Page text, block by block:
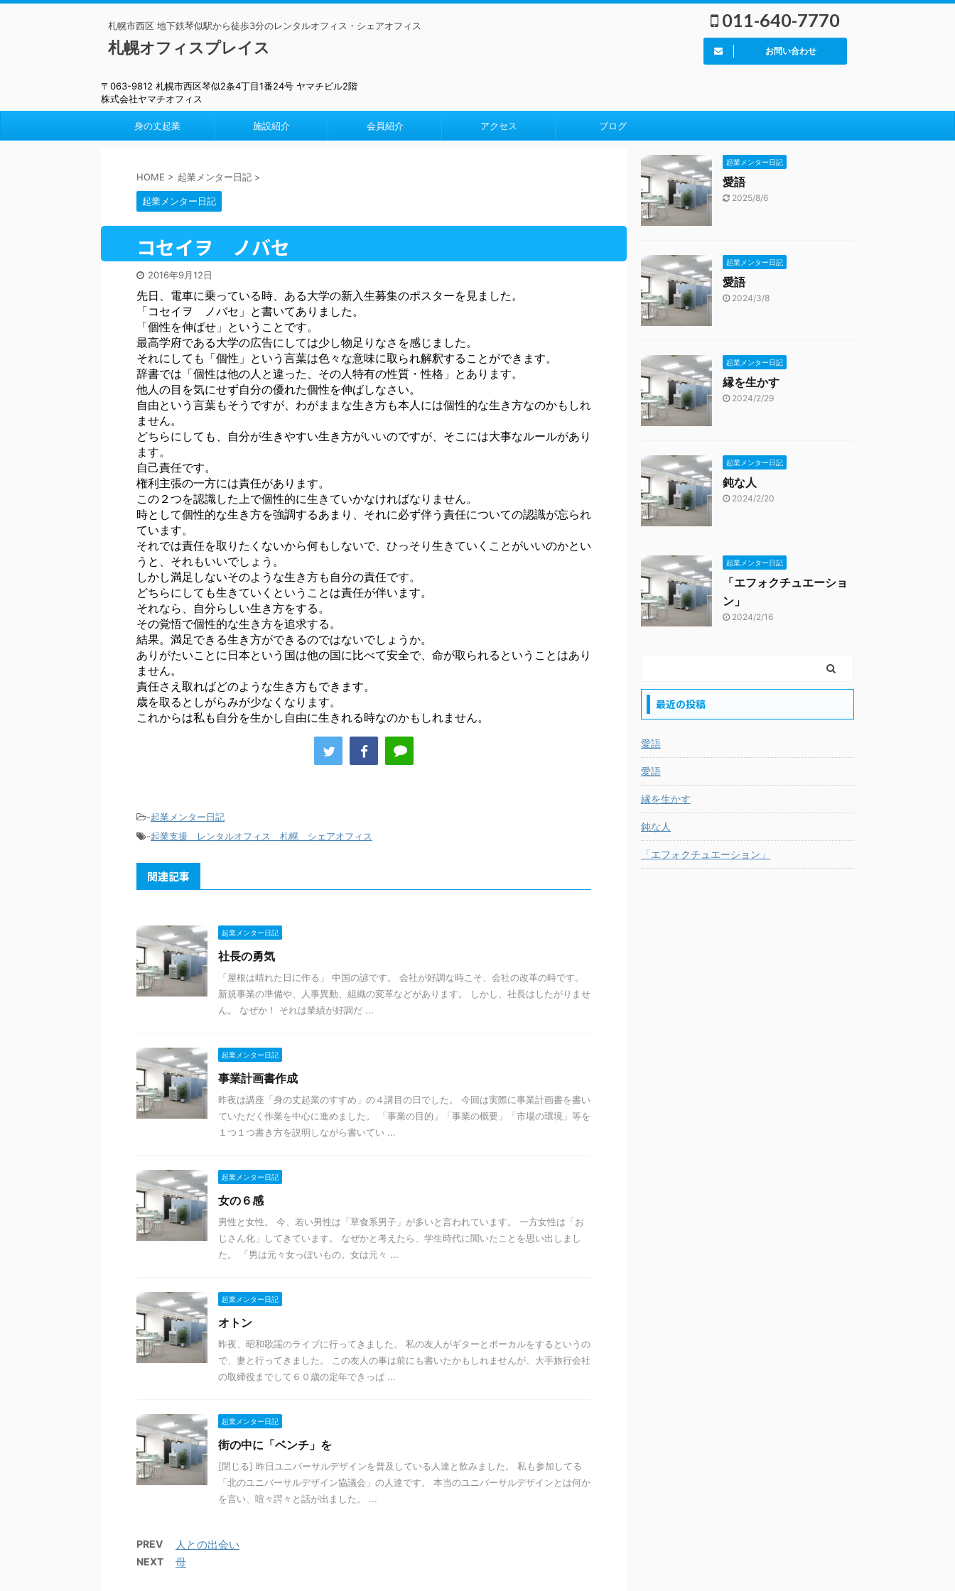
札幌市西区 地下鉄琴似駅から徒歩3分のレンタルオフィス・シェアオフィス
札幌オフィスプレイス
011-640-7770
お問い合わせ
〒063-9812 札幌市西区琴似2条4丁目1番24号 ヤマチビル2階
株式会社ヤマチオフィス
身の丈起業 施設紹介 会員紹介 アクセス ブログ
HOME > 起業メンター日記 >
起業メンター日記
コセイヲ ノバセ
2016年9月12日
先日、電車に乗っている時、ある大学の新入生募集のポスターを見ました。
「コセイヲ ノバセ」と書いてありました。
「個性を伸ばせ」ということです。
最高学府である大学の広告にしては少し物足りなさを感じました。
それにしても「個性」という言葉は色々な意味に取られ解釈することができます。
辞書では「個性は他の人と違った、その人特有の性質・性格」とあります。
他人の目を気にせず自分の優れた個性を伸ばしなさい。
自由という言葉もそうですが、わがままな生き方も本人には個性的な生き方なのかもしれ
ません。
どちらにしても、自分が生きやすい生き方がいいのですが、そこには大事なルールがあり
ます。
自己責任です。
権利主張の一方には責任があります。
この２つを認識した上で個性的に生きていかなければなりません。
時として個性的な生き方を強調するあまり、それに必ず伴う責任についての認識が忘られ
ています。
それでは責任を取りたくないから何もしないで、ひっそり生きていくことがいいのかとい
うと、それもいいでしょう。
しかし満足しないそのような生き方も自分の責任です。
どちらにしても生きていくということは責任が伴います。
それなら、自分らしい生き方をする。
その覚悟で個性的な生き方を追求する。
結果。満足できる生き方ができるのではないでしょうか。
ありがたいことに日本という国は他の国に比べて安全で、命が取られるということはあり
ません。
責任さえ取ればどのような生き方もできます。
歳を取るとしがらみが少なくなります。
これからは私も自分を生かし自由に生きれる時なのかもしれません。
-起業メンター日記
-起業支援 レンタルオフィス 札幌 シェアオフィス
関連記事
起業メンター日記
社長の勇気
「屋根は晴れた日に作る」 中国の諺です。 会社が好調な時こそ、会社の改革の時です。
新規事業の準備や、人事異動、組織の変革などがあります。 しかし、社長はしたがりませ
ん。 なぜか！ それは業績が好調だ ...
起業メンター日記
事業計画書作成
昨夜は講座「身の丈起業のすすめ」の４講目の日でした。 今回は実際に事業計画書を書い
ていただく作業を中心に進めました。 「事業の目的」「事業の概要」「市場の環境」等を
１つ１つ書き方を説明しながら書いてい ...
起業メンター日記
女の６感
男性と女性。 今、若い男性は「草食系男子」が多いと言われています。 一方女性は「お
じさん化」してきています。 なぜかと考えたら、学生時代に聞いたことを思い出しまし
た。 「男は元々女っぽいもの。女は元々 ...
起業メンター日記
オトン
昨夜、昭和歌謡のライブに行ってきました。 私の友人がギターとボーカルをするというの
で、妻と行ってきました。 この友人の事は前にも書いたかもしれませんが、大手旅行会社
の取締役までして６０歳の定年できっぱ ...
起業メンター日記
街の中に「ベンチ」を
[閉じる] 昨日ユニバーサルデザインを普及している人達と飲みました。 私も参加してる
「北のユニバーサルデザイン協議会」の人達です。 本当のユニバーサルデザインとは何か
を言い、喧々諤々と話が出ました。 ...
PREV 人との出会い
NEXT 母
起業メンター日記
愛語
2025/8/6
起業メンター日記
愛語
2024/3/8
起業メンター日記
縁を生かす
2024/2/29
起業メンター日記
鈍な人
2024/2/20
起業メンター日記
「エフォクチュエーショ
ン」
2024/2/16
最近の投稿
愛語
愛語
縁を生かす
鈍な人
「エフォクチュエーション」